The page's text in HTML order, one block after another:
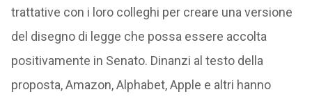
trattative con i loro colleghi per creare una versione
del disegno di legge che possa essere accolta
positivamente in Senato. Dinanzi al testo della
proposta, Amazon, Alphabet, Apple e altri hanno